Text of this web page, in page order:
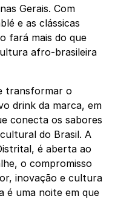
Gerais. Com
e as clássicas
fará mais do que
afro-brasileira
transformar o
drink da marca, em
conecta os sabores
do Brasil. A
é aberta ao
o compromisso
inovação e cultura
é uma noite em que